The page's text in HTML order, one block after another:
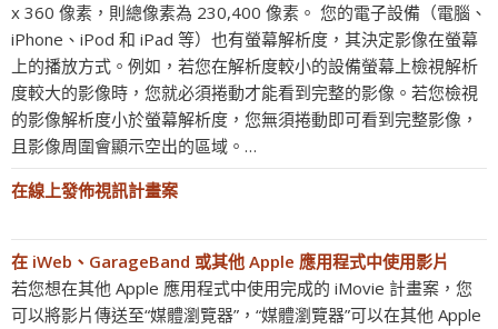
x 360 像素，則總像素為 230,400 像素。 您的電子設備（電腦、
iPhone、iPod 和 iPad 等）也有螢幕解析度，其決定影像在螢幕
上的播放方式。例如，若您在解析度較小的設備螢幕上檢視解析
度較大的影像時，您就必須捲動才能看到完整的影像。若您檢視
的影像解析度小於螢幕解析度，您無須捲動即可看到完整影像，
且影像周圍會顯示空出的區域。…
在線上發佈視訊計畫案
在 iWeb、GarageBand 或其他 Apple 應用程式中使用影片
若您想在其他 Apple 應用程式中使用完成的 iMovie 計畫案，您
可以將影片傳送至“媒體瀏覽器”，“媒體瀏覽器”可以在其他 Apple